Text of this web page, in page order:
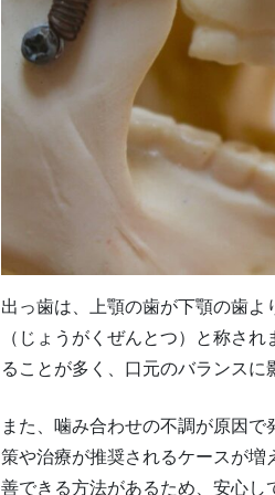
出っ歯は、上顎の歯が下顎の歯
（じょうがくぜんとつ）と称さ
ることが多く、口元のバランスに
また、噛み合わせの不調が原因
策や治療が推奨されるケースが
善できる方法があるため、安心し